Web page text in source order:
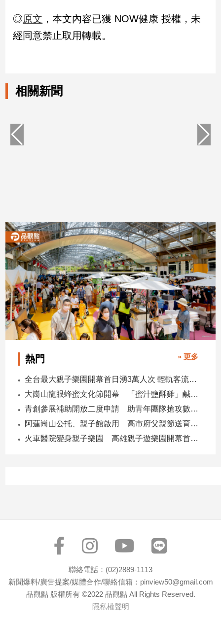
／
文
創
推
薦
遊
戲
影
音
專
區
合
作
媒
投
稿
專
【我
◎原文 ，本文內容已獲 NOW健康 授權，未
經同意禁止取用轉載。
相關新聞
熱門 » 更多
全台最大親子樂園開幕首日湧3萬人次 輕軌客流增20倍
大崗山龍眼蜂蜜文化節開幕 「蜜汁鹽酥雞」鹹甜跨界搶話題
青創參展補助開放二度申請 助青年團隊搶攻數位轉型商機
阿蓮崗山公托、親子館啟用 高市府父親節送育兒暖禮
火車醫院變身親子樂園 高雄親子遊樂園開幕首日爆棚
聯絡電話：(02)2889-1113
新聞爆料/廣告提案/媒體合作/聯絡信箱：pinview50@gmail.com
品觀點 版權所有 ©2022 品觀點 All Rights Reserved.
隱私權聲明